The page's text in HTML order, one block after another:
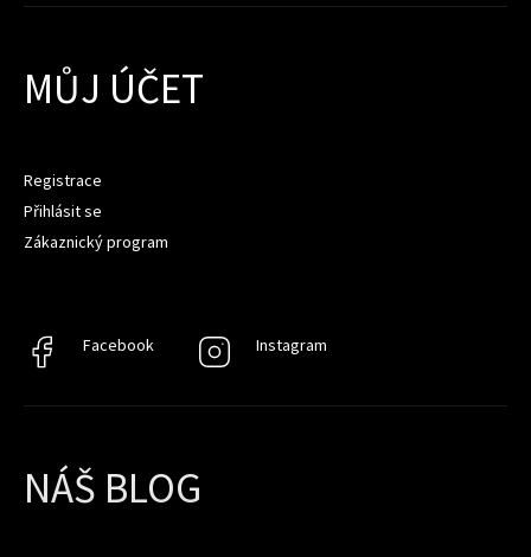
MŮJ ÚČET
Registrace
Přihlásit se
Zákaznický program
Facebook
Facebook Instagram
Instagram
NÁŠ BLOG